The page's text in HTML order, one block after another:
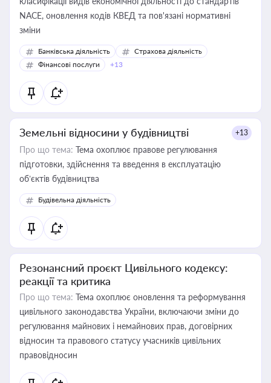
NACE, оновлення кодів КВЕД та пов'язані нормативні
зміни
Банківська діяльність
Страхова діяльність
Фінансові послуги
+13
Земельні відносини у будівництві +13
Про що тема: Тема охоплює правове регулювання
підготовки, здійснення та введення в експлуатацію
об’єктів будівництва
Будівельна діяльність
Резонансний проєкт Цивільного кодексу:
реакції та критика
Про що тема: Тема охоплює оновлення та реформування
цивільного законодавства України, включаючи зміни до
регулювання майнових і немайнових прав, договірних
відносин та правового статусу учасників цивільних
правовідносин